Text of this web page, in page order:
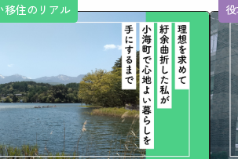
移住のリアル